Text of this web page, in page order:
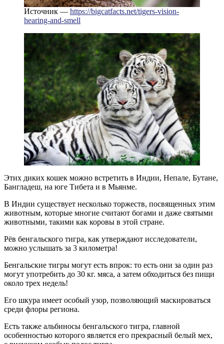
Источник — https://bigcatfacts.net/tigers-vision-
hearing-and-smell
Этих диких кошек можно встретить в Индии, Непале, Бутане,
Бангладеш, на юге Тибета и в Мьянме.
В Индии существует несколько торжеств, посвященных этим
животным, которые многие считают богами и даже святыми
животными, такими как коровы в этой стране.
Рёв бенгальского тигра, как утверждают исследователи,
можно услышать за 3 километра!
Бенгальские тигры могут есть впрок: то есть они за один раз
могут употребить до 30 кг. мяса, а затем обходиться без пищи
около трех недель!
Его шкура имеет особый узор, позволяющий маскироваться
среди флоры региона.
Есть также альбиносы бенгальского тигра, главной
особенностью которого является его прекрасный белый мех,